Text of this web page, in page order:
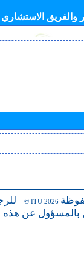
الاستشاري
- © ITU 2026
بالمسؤول عن